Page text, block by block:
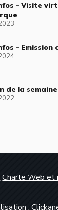
- Visite
- Emission
de la
Charte Web et
: